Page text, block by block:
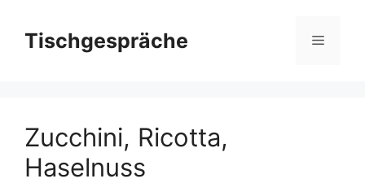
Inhalt
springen
Tischgespräche Menü
Zucchini, Ricotta,
Haselnuss